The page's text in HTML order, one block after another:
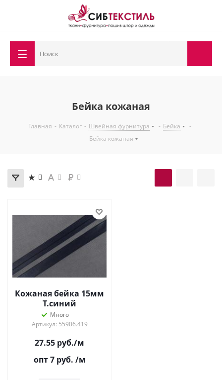
Бейка кожаная
Главная - Каталог - Швейная фурнитура - Бейка
-
Бейка кожаная
Кожаная бейка 15мм
Т.синий
Много
Артикул: 55906.419
27.55 руб./м
опт 7 руб. /м